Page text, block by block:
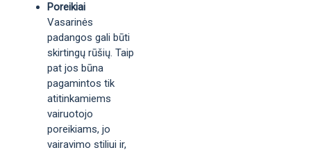
Poreikiai
Vasarinės
padangos gali būti
skirtingų rūšių. Taip
pat jos būna
pagamintos tik
atitinkamiems
vairuotojo
poreikiams, jo
vairavimo stiliui ir,